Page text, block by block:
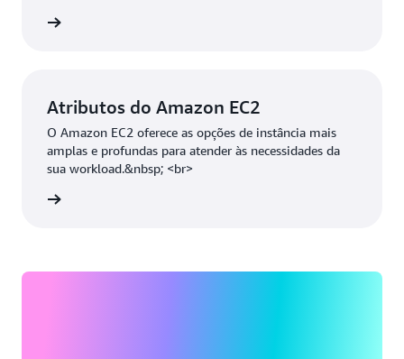
Atributos do Amazon EC2
O Amazon EC2 oferece as opções de instância mais
amplas e profundas para atender às necessidades da
sua workload.&nbsp; <br>